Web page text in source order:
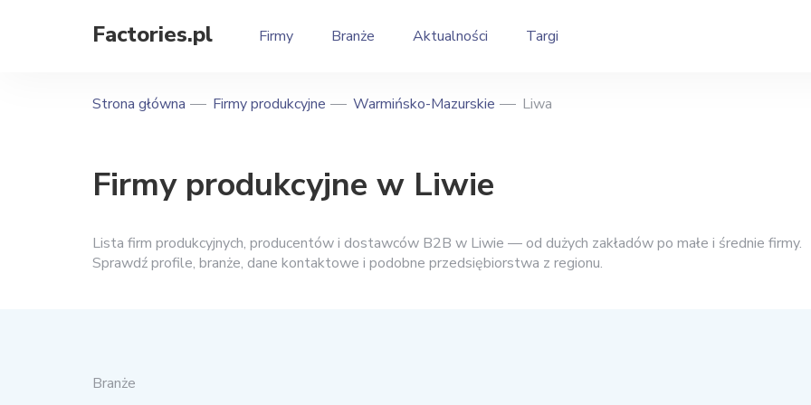
Factories.pl Firmy Branże Aktualności Targi
Strona główna Firmy produkcyjne Warmińsko-Mazurskie Liwa
Firmy produkcyjne w Liwie
Lista firm produkcyjnych, producentów i dostawców B2B w Liwie — od dużych zakładów po małe i średnie firmy.
Sprawdź profile, branże, dane kontaktowe i podobne przedsiębiorstwa z regionu.
Branże